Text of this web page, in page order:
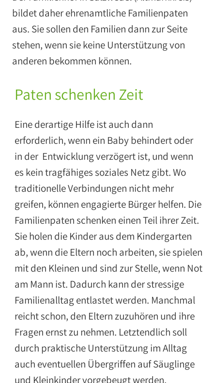
bildet daher ehrenamtliche Familienpaten
aus. Sie sollen den Familien dann zur Seite
stehen, wenn sie keine Unterstützung von
anderen bekommen können.
Paten schenken Zeit
Eine derartige Hilfe ist auch dann
erforderlich, wenn ein Baby behindert oder
in der Entwicklung verzögert ist, und wenn
es kein tragfähiges soziales Netz gibt. Wo
traditionelle Verbindungen nicht mehr
greifen, können engagierte Bürger helfen. Die
Familienpaten schenken einen Teil ihrer Zeit.
Sie holen die Kinder aus dem Kindergarten
ab, wenn die Eltern noch arbeiten, sie spielen
mit den Kleinen und sind zur Stelle, wenn Not
am Mann ist. Dadurch kann der stressige
Familienalltag entlastet werden. Manchmal
reicht schon, den Eltern zuzuhören und ihre
Fragen ernst zu nehmen. Letztendlich soll
durch praktische Unterstützung im Alltag
auch eventuellen Übergriffen auf Säuglinge
und Kleinkinder vorgebeugt werden.